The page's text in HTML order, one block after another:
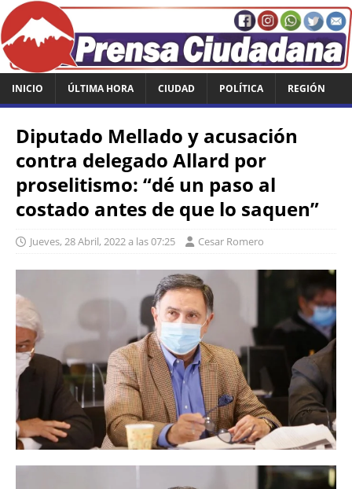
INICIO ÚLTIMA HORA CIUDAD POLÍTICA REGIÓN
Diputado Mellado y acusación
contra delegado Allard por
proselitismo: “dé un paso al
costado antes de que lo saquen”
Jueves, 28 Abril, 2022 a las 07:25 Cesar Romero